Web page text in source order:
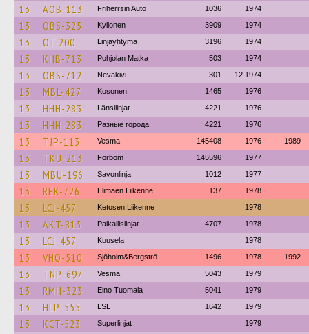
13 AOB-113 Friherrsin Auto 1036 1974
13 OBS-325 Kyllonen 3909 1974
13 OT-200 Linjayhtymä 3196 1974
13 KHB-713 Pohjolan Matka 503 1974
13 OBS-712 Nevakivi 301 12.1974
13 MBL-427 Kosonen 1465 1976
13 HHH-283 Länsilinjat 4221 1976
13 HHH-283 Разные города 4221 1976
13 TJP-113 Vesma 145408 1976 1989
13 TKU-213 Förbom 145596 1977
13 MBU-196 Savonlinja 1012 1977
13 REK-726 Elimäen Liikenne 137 1978
13 LCJ-457 Ketosen Liikenne 1978
13 AKT-813 Paikallislinjat 4707 1978
13 LCJ-457 Kuusela 1978
13 VHO-510 Sjöholm&Bergströ 1496 1978 1992
13 TNP-697 Vesma 5043 1979
13 RMH-323 Eino Tuomala 5041 1979
13 HLP-555 LSL 1642 1979
13 KCT-523 Superlinjat 1979